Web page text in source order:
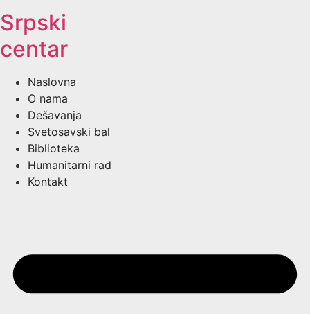
Srpski
centar
Naslovna
O nama
Dešavanja
Svetosavski bal
Biblioteka
Humanitarni rad
Kontakt